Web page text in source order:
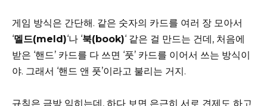
게임 방식은 간단해. 같은 숫자의 카드를 여러 장 모아서
‘멜드(meld)‘나 ‘북(book)‘ 같은 걸 만드는 건데, 처음에
받은 ‘핸드’ 카드를 다 쓰면 ‘풋’ 카드를 이어서 쓰는 방식이
야. 그래서 ‘핸드 앤 풋’이라고 불리는 거지.
규칙은 금방 익히는데, 하다 보면 은근히 서로 견제도 하고